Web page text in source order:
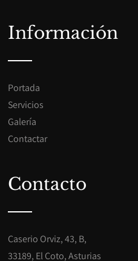
Información
Portada
Servicios
Galería
Contactar
Contacto
Caserio Orviz, 43, B,
33189, El Coto, Asturias